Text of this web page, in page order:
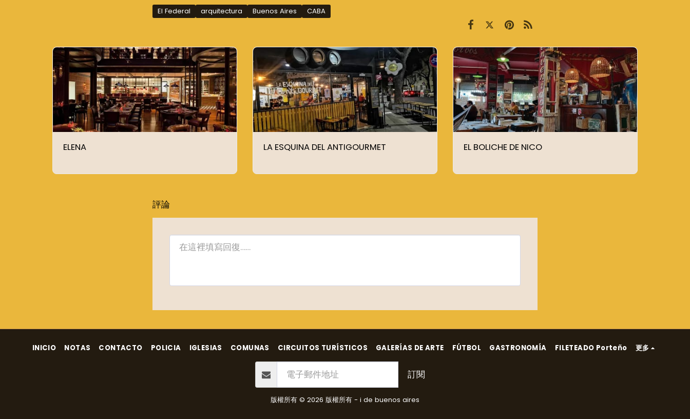
El Federal arquitectura Buenos Aires CABA
ELENA LA ESQUINA DEL ANTIGOURMET EL BOLICHE DE NICO
評論
INICIO NOTAS CONTACTO POLICIA IGLESIAS COMUNAS CIRCUITOS TURÍSTICOS GALERÍAS DE ARTE FÚTBOL GASTRONOMÍA FILETEADO Porteño 更多
訂閱
版權所有 © 2026 版權所有 - i de buenos aires